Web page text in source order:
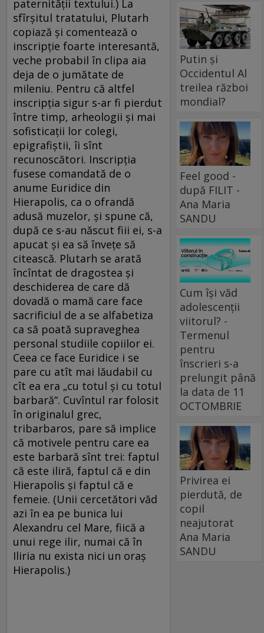
paternității textului.) La
sfîrșitul tratatului, Plutarh
copiază și comentează o
inscripție foarte interesantă,
veche probabil în clipa aia
deja de o jumătate de
mileniu. Pentru că altfel
inscripția sigur s-ar fi pierdut
între timp, arheologii și mai
sofisticații lor colegi,
epigrafiștii, îi sînt
recunoscători. Inscripția
fusese comandată de o
anume Euridice din
Hierapolis, ca o ofrandă
adusă muzelor, și spune că,
după ce s-au născut fiii ei, s-a
apucat și ea să învețe să
citească. Plutarh se arată
încîntat de dragostea și
deschiderea de care dă
dovadă o mamă care face
sacrificiul de a se alfabetiza
ca să poată supraveghea
personal studiile copiilor ei.
Ceea ce face Euridice i se
pare cu atît mai lăudabil cu
cît ea era „cu totul și cu totul
barbară“. Cuvîntul rar folosit
în originalul grec,
tribarbaros, pare să implice
că motivele pentru care ea
este barbară sînt trei: faptul
că este iliră, faptul că e din
Hierapolis și faptul că e
femeie. (Unii cercetători văd
azi în ea pe bunica lui
Alexandru cel Mare, fiică a
unui rege ilir, numai că în
Iliria nu exista nici un oraș
Hierapolis.)
Putin și
Occidentul Al
treilea război
mondial?
Feel good -
după FILIT -
Ana Maria
SANDU
Cum își văd
adolescenții
viitorul? -
Termenul
pentru
înscrieri s-a
prelungit până
la data de 11
OCTOMBRIE
Privirea ei
pierdută, de
copil
neajutorat
Ana Maria
SANDU